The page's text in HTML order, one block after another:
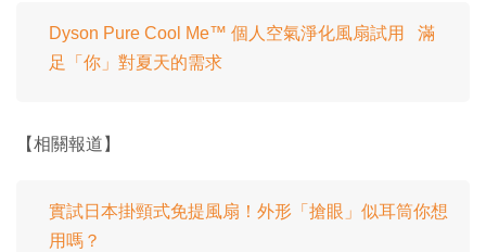
Dyson Pure Cool Me™ 個人空氣淨化風扇試用 滿
足「你」對夏天的需求
【相關報道】
實試日本掛頸式免提風扇！外形「搶眼」似耳筒你想
用嗎？